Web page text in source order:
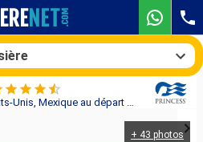
Croisière Emerald Princess : États-Unis, Mexique au départ de Los Angeles
+ 43 photos